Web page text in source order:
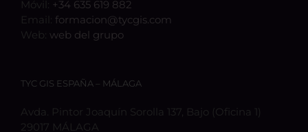
Móvil: +34 635 619 882
Email: formacion@tycgis.com
Web: web del grupo
TYC GIS ESPAÑA – MÁLAGA
Avda. Pintor Joaquín Sorolla 137, Bajo (Oficina 1)
29017 MÁLAGA